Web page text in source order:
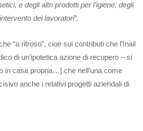
e degli altri prodotti per l’igiene, degli
dei lavoratori”.
“a ritroso”, cioè sui contributi che l’Inail
di un’ipotetica azione di recupero – si
in casa propria…] che nell’una come
anche i relativi progetti aziendali di